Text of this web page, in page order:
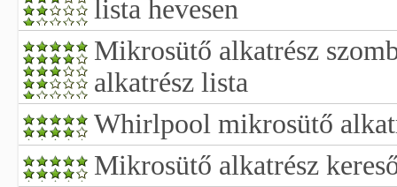
lista hevesen
Mikrosütő alkatrész
alkatrész lista
Whirlpool mikrosütő
Mikrosütő alkatrész